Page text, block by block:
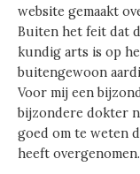
website gemaakt
Buiten het feit dat
kundig arts is op
buitengewoon
Voor mij een
bijzondere dokter
goed om te weten
heeft overgenomen.